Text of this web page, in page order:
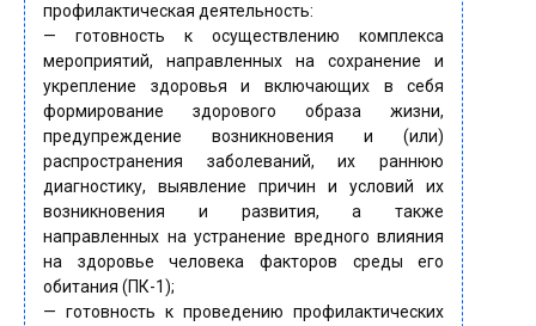
профилактическая деятельность:
— готовность к осуществлению комплекса
мероприятий, направленных на сохранение и
укрепление здоровья и включающих в себя
формирование здорового образа жизни,
предупреждение возникновения и (или)
распространения заболеваний, их раннюю
диагностику, выявление причин и условий их
возникновения и развития, а также
направленных на устранение вредного влияния
на здоровье человека факторов среды его
обитания (ПК-1);
— готовность к проведению профилактических